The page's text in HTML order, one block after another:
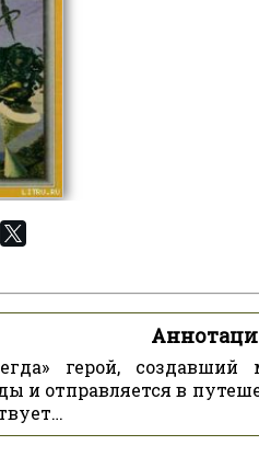
герой,
и отправляется в